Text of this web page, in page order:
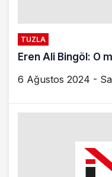
TUZLA
Eren Ali Bingöl: O
6 Ağustos 2024 -